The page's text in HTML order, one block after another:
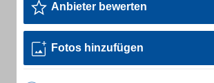
Anbieter bewerten
Fotos hinzufügen